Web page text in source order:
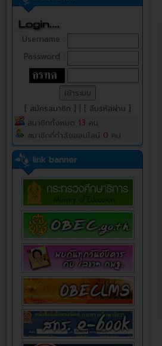
Username :
Password :
[ สมัครสมาชิก ]
[ ลืมรหัสผ่าน ]
สมาชิกทั้งหมด 13 คน
สมาชิกที่กำลังออนไลน์ 0 คน
link banner